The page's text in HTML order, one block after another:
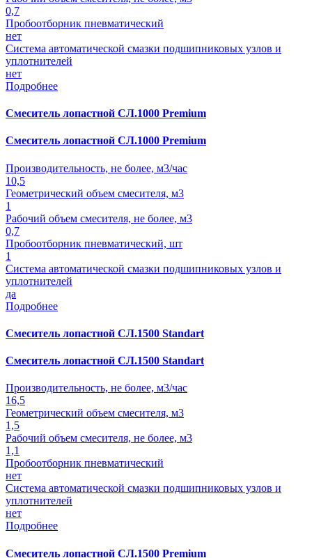
0,7
Пробоотборник пневматический
нет
Система автоматической смазки подшипниковых узлов и
уплотнителей
нет
Подробнее
Смеситель лопастной СЛ.1000 Premium
Смеситель лопастной СЛ.1000 Premium
Производительность, не более, м3/час
10,5
Геометрический объем смесителя, м3
1
Рабочий объем смесителя, не более, м3
0,7
Пробоотборник пневматический, шт
1
Система автоматической смазки подшипниковых узлов и
уплотнителей
да
Подробнее
Смеситель лопастной СЛ.1500 Standart
Смеситель лопастной СЛ.1500 Standart
Производительность, не более, м3/час
16,5
Геометрический объем смесителя, м3
1,5
Рабочий объем смесителя, не более, м3
1,1
Пробоотборник пневматический
нет
Система автоматической смазки подшипниковых узлов и
уплотнителей
нет
Подробнее
Смеситель лопастной СЛ.1500 Premium